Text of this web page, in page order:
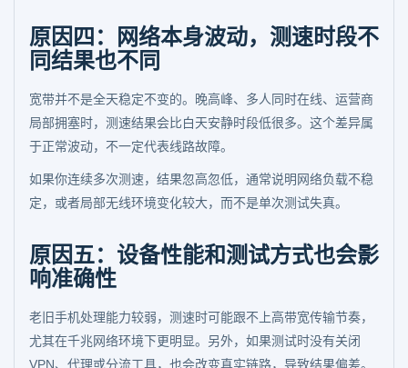
原因四：网络本身波动，测速时段不
同结果也不同
宽带并不是全天稳定不变的。晚高峰、多人同时在线、运营商
局部拥塞时，测速结果会比白天安静时段低很多。这个差异属
于正常波动，不一定代表线路故障。
如果你连续多次测速，结果忽高忽低，通常说明网络负载不稳
定，或者局部无线环境变化较大，而不是单次测试失真。
原因五：设备性能和测试方式也会影
响准确性
老旧手机处理能力较弱，测速时可能跟不上高带宽传输节奏，
尤其在千兆网络环境下更明显。另外，如果测试时没有关闭
VPN、代理或分流工具，也会改变真实链路，导致结果偏差。